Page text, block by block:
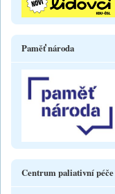
Paměť národa
Centrum paliativní péče